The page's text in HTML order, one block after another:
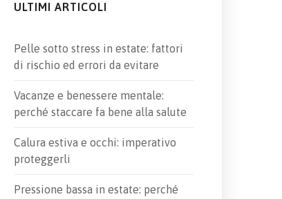
ULTIMI ARTICOLI
Pelle sotto stress in estate: fattori
di rischio ed errori da evitare
Vacanze e benessere mentale:
perché staccare fa bene alla salute
Calura estiva e occhi: imperativo
proteggerli
Pressione bassa in estate: perché